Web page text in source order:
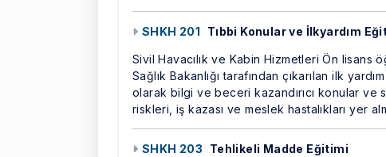
SHKH 201 Tıbbi Konular ve İlkyardım
Sivil Havacılık ve Kabin Hizmetleri Ön lisans
Sağlık Bakanlığı tarafından çıkarılan ilk
olarak bilgi ve beceri kazandırıcı konular ve
riskleri, iş kazası ve meslek hastalıkları yer
SHKH 203 Tehlikeli Madde Eğitimi